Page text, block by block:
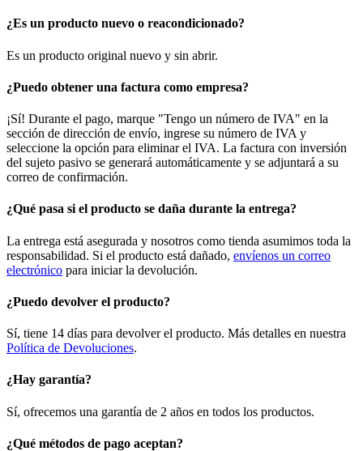
¿Es un producto nuevo o reacondicionado?
Es un producto original nuevo y sin abrir.
¿Puedo obtener una factura como empresa?
¡Sí! Durante el pago, marque "Tengo un número de IVA" en la
sección de dirección de envío, ingrese su número de IVA y
seleccione la opción para eliminar el IVA. La factura con inversión
del sujeto pasivo se generará automáticamente y se adjuntará a su
correo de confirmación.
¿Qué pasa si el producto se daña durante la entrega?
La entrega está asegurada y nosotros como tienda asumimos toda la
responsabilidad. Si el producto está dañado, envíenos un correo
electrónico para iniciar la devolución.
¿Puedo devolver el producto?
Sí, tiene 14 días para devolver el producto. Más detalles en nuestra
Política de Devoluciones.
¿Hay garantía?
Sí, ofrecemos una garantía de 2 años en todos los productos.
¿Qué métodos de pago aceptan?